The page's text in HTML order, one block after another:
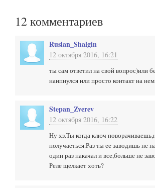
12 комментариев
Ruslan_Shalgin
12 октября 2016, 16:21
ты сам ответил на свой вопрос)или
наипнулся или просто контакт на
Stepan_Zverev
12 октября 2016, 16:22
Ну хз.Ты когда ключ
получаеться.Раз ты ее заводишь не
один раз накачал и все,больше не
Реле щелкает хоть?